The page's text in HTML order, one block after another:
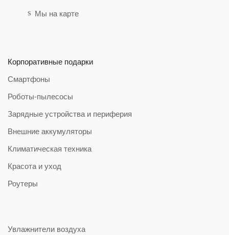
Мы на карте
Корпоративные подарки
Смартфоны
Роботы-пылесосы
Зарядные устройства и периферия
Внешние аккумуляторы
Климатическая техника
Красота и уход
Роутеры
Увлажнители воздуха